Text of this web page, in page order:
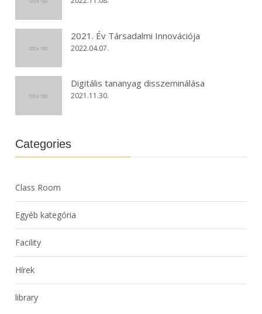
2021. Év Társadalmi Innovációja
2022.04.07.
Digitális tananyag disszeminálása
2021.11.30.
Categories
Class Room
Egyéb kategória
Facility
Hírek
library